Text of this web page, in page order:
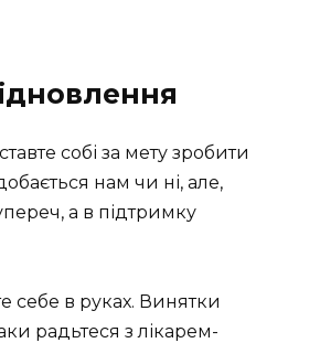
собі за мету зробити
нам чи ні, але,
а в підтримку
себе в руках. Винятки
радьтеся з лікарем-